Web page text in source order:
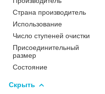
Страна производитель
Использование
Число ступеней очистки
Присоединительный
размер
Состояние
Скрыть